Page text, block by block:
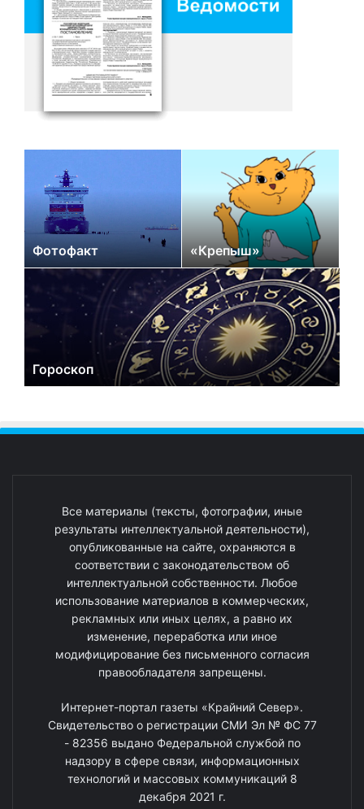
Фотофакт «Крепыш»
Гороскоп
Все материалы (тексты, фотографии, иные
результаты интеллектуальной деятельности),
опубликованные на сайте, охраняются в
соответствии с законодательством об
интеллектуальной собственности. Любое
использование материалов в коммерческих,
рекламных или иных целях, а равно их
изменение, переработка или иное
модифицирование без письменного согласия
правообладателя запрещены.
Интернет-портал газеты «Крайний Север».
Свидетельство о регистрации СМИ Эл № ФС 77
- 82356 выдано Федеральной службой по
надзору в сфере связи, информационных
технологий и массовых коммуникаций 8
декабря 2021 г.